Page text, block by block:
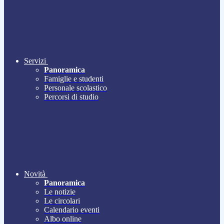
Servizi
Panoramica
Famiglie e studenti
Personale scolastico
Percorsi di studio
Novità
Panoramica
Le notizie
Le circolari
Calendario eventi
Albo online